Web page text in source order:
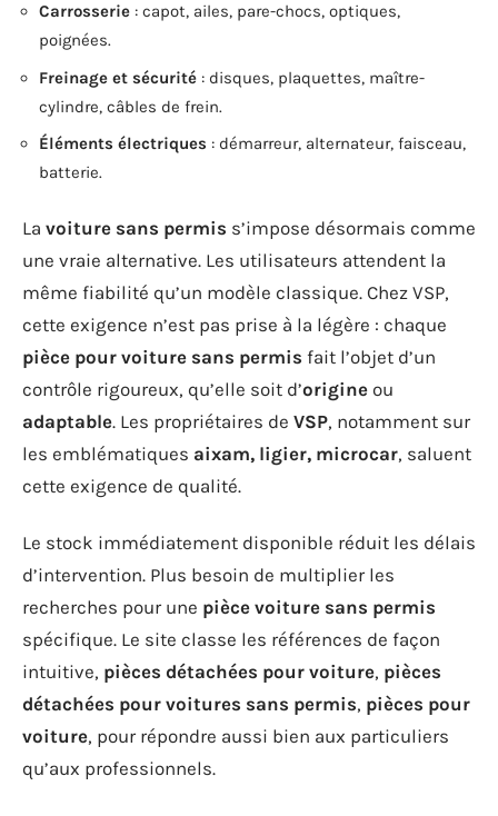
Carrosserie : capot, ailes, pare-chocs, optiques,
poignées.
Freinage et sécurité : disques, plaquettes, maître-
cylindre, câbles de frein.
Éléments électriques : démarreur, alternateur, faisceau,
batterie.
La voiture sans permis s’impose désormais comme
une vraie alternative. Les utilisateurs attendent la
même fiabilité qu’un modèle classique. Chez VSP,
cette exigence n’est pas prise à la légère : chaque
pièce pour voiture sans permis fait l’objet d’un
contrôle rigoureux, qu’elle soit d’origine ou
adaptable. Les propriétaires de VSP, notamment sur
les emblématiques aixam, ligier, microcar, saluent
cette exigence de qualité.
Le stock immédiatement disponible réduit les délais
d’intervention. Plus besoin de multiplier les
recherches pour une pièce voiture sans permis
spécifique. Le site classe les références de façon
intuitive, pièces détachées pour voiture, pièces
détachées pour voitures sans permis, pièces pour
voiture, pour répondre aussi bien aux particuliers
qu’aux professionnels.